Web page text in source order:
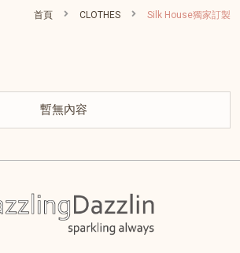
首頁 CLOTHES Silk House獨家訂製
暫無內容